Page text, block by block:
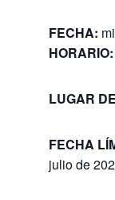
FECHA:
HORARIO:
LUGAR
FECHA
julio de